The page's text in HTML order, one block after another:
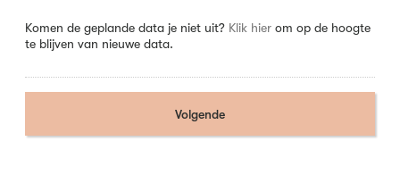
Komen de geplande data je niet uit? Klik hier om op de hoogte
te blijven van nieuwe data.